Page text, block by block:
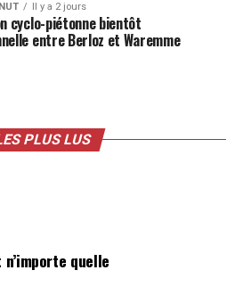
Il y a 2 jours
cyclo-piétonne bientôt
entre Berloz et Waremme
PLUS LUS
quelle